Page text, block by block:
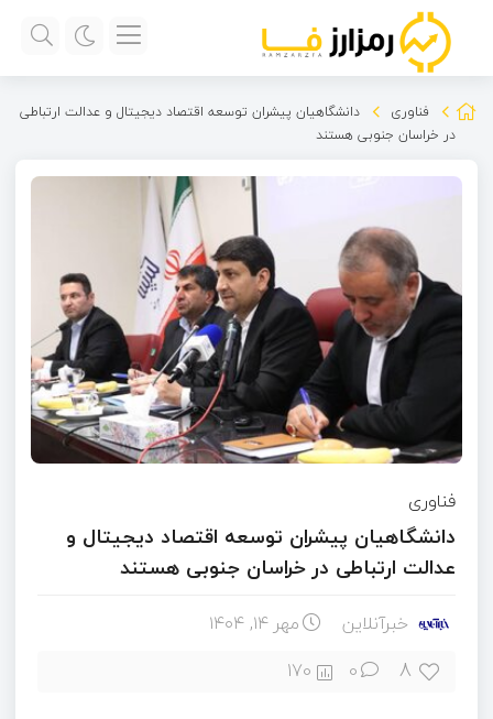
فناوری
دانشگاهیان پیشران توسعه اقتصاد دیجیتال و عدالت ارتباطی
در خراسان جنوبی هستند
فناوری
دانشگاهیان پیشران توسعه اقتصاد دیجیتال و
عدالت ارتباطی در خراسان جنوبی هستند
خبرآنلاین مهر ۱۴, ۱۴۰۴
8
0
170